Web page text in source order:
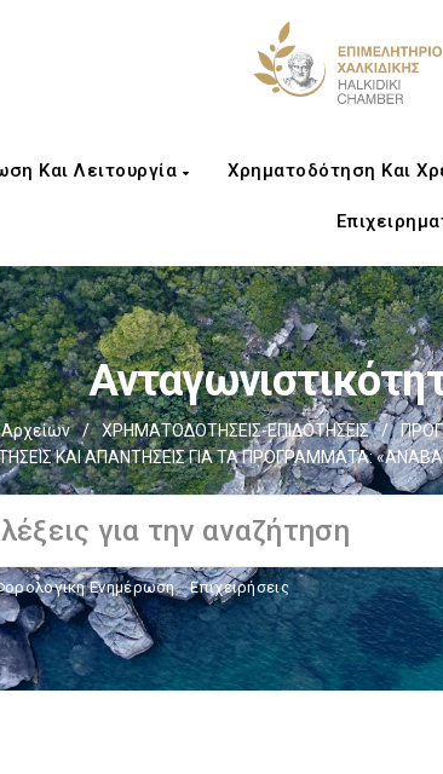
Και Λειτουργία Χρηματοδότηση Και
/ ΧΡΗΜΑΤΟΔΟΤΗΣΕΙΣ-ΕΠΙΔΟΤΗΣΕΙΣ /
ΚΑΙ ΑΠΑΝΤΗΣΕΙΣ ΓΙΑ ΤΑ ΠΡΟΓΡΑΜΜΑΤΑ:
Ενημέρωση, Επιχειρήσεις